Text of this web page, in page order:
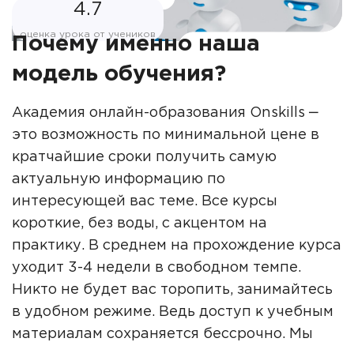
4.7
оценка урока от учеников
Почему именно наша
модель обучения?
Академия онлайн-образования Onskills ‒
это возможность по минимальной цене в
кратчайшие сроки получить самую
актуальную информацию по
интересующей вас теме. Все курсы
короткие, без воды, с акцентом на
практику. В среднем на прохождение курса
уходит 3-4 недели в свободном темпе.
Никто не будет вас торопить, занимайтесь
в удобном режиме. Ведь доступ к учебным
материалам сохраняется бессрочно. Мы